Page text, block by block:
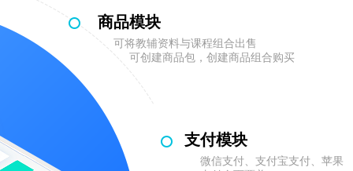
商品模块
可将教辅资料与课程组合出售
可创建商品包，创建商品组合购买
支付模块
微信支付、支付宝支付、苹果